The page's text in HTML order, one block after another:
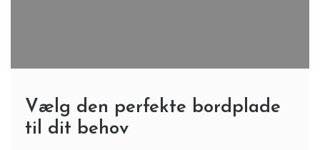
Vælg den perfekte bordplade
til dit behov